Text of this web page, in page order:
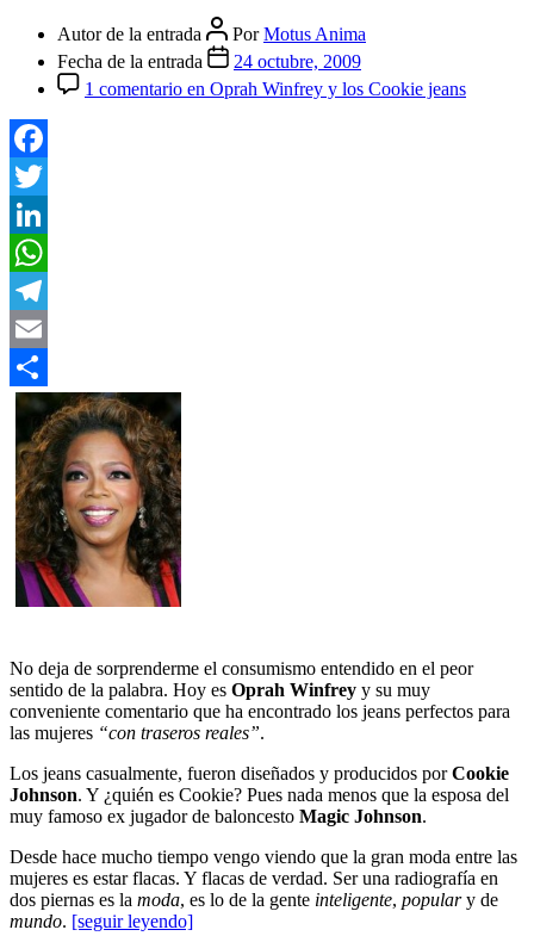
Autor de la entrada PorMotus Anima
Fecha de la entrada
24 octubre, 2009
1 comentario en Oprah Winfrey y los Cookie jeans
Facebook
Twitter
LinkedIn
WhatsApp
Telegram
Email
Compartir
No deja de sorprenderme el consumismo entendido en el peor
sentido de la palabra. Hoy es Oprah Winfrey y su muy
conveniente comentario que ha encontrado los jeans perfectos para
las mujeres “con traseros reales”.
Los jeans casualmente, fueron diseñados y producidos porCookie
Johnson. Y ¿quién es Cookie? Pues nada menos que la esposa del
muy famoso ex jugador de baloncesto Magic Johnson.
Desde hace mucho tiempo vengo viendo que la gran moda entre las
mujeres es estar flacas. Y flacas de verdad. Ser una radiografía en
dos piernas es la moda, es lo de la gente inteligente, populary de
mundo. [seguir leyendo]